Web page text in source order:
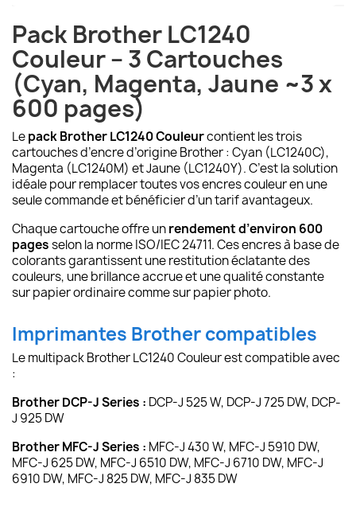
Pack Brother LC1240
Couleur – 3 Cartouches
(Cyan, Magenta, Jaune ~3 x
600 pages)
Lepack Brother LC1240 Couleurcontient les trois
cartouches d’encre d’origine Brother : Cyan (LC1240C),
Magenta (LC1240M) et Jaune (LC1240Y). C’est la solution
idéale pour remplacer toutes vos encres couleur en une
seule commande et bénéficier d’un tarif avantageux.
Chaque cartouche offre unrendement d’environ 600
pagesselon la norme ISO/IEC 24711. Ces encres à base de
colorants garantissent une restitution éclatante des
couleurs, une brillance accrue et une qualité constante
sur papier ordinaire comme sur papier photo.
Imprimantes Brother compatibles
Le multipack Brother LC1240 Couleur est compatible avec
:
Brother DCP-J Series : DCP-J 525 W, DCP-J 725 DW, DCP-
J 925 DW
Brother MFC-J Series : MFC-J 430 W, MFC-J 5910 DW,
MFC-J 625 DW, MFC-J 6510 DW, MFC-J 6710 DW, MFC-J
6910 DW, MFC-J 825 DW, MFC-J 835 DW